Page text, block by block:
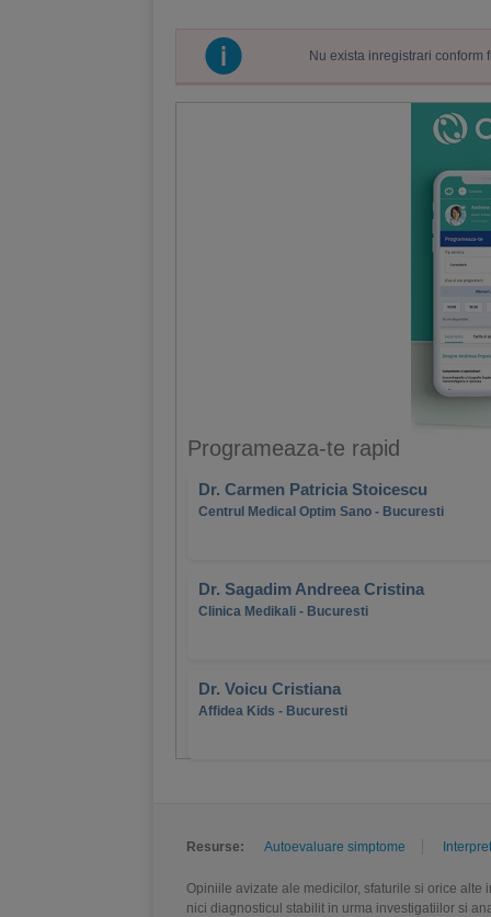
Nu exista inregistrari
Programeaza-te rapid
Dr. Carmen Patricia Stoicescu
Centrul Medical Optim Sano - Bucuresti
Dr. Sagadim Andreea Cristina
Clinica Medikali - Bucuresti
Dr. Voicu Cristiana
Affidea Kids - Bucuresti
Resurse: Autoevaluare simptome
Opiniile avizate ale medicilor, sfaturile si orice
nici diagnosticul stabilit in urma investigatiilor si